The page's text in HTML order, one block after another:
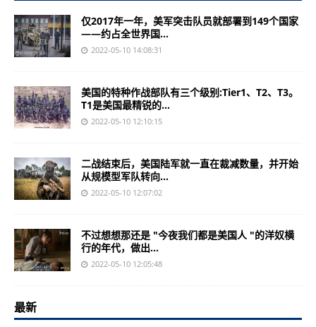
仅2017年一年，美军突击队员就部署到149个国家
——约占全世界国...
2022-05-10 14:08:31
美国的特种作战部队有三个级别:Tier1、T2、T3。
T1是美国最精锐的...
2022-05-10 12:10:15
二战结束后，美国陆军就一直在裁减数量，并开始
从规模型军队转向...
2022-05-10 12:07:02
不过想想那还是 "今夜我们都是美国人 "的洋奴横
行的年代，做出...
2022-05-10 12:05:48
最新